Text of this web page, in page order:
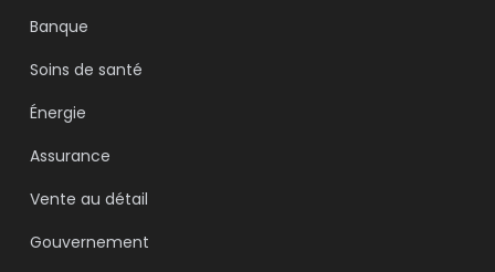
Banque
Soins de santé
Énergie
Assurance
Vente au détail
Gouvernement